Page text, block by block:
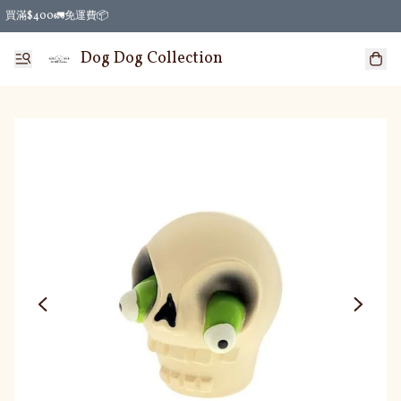
買滿$400🚛免運費📦
Dog Dog Collection